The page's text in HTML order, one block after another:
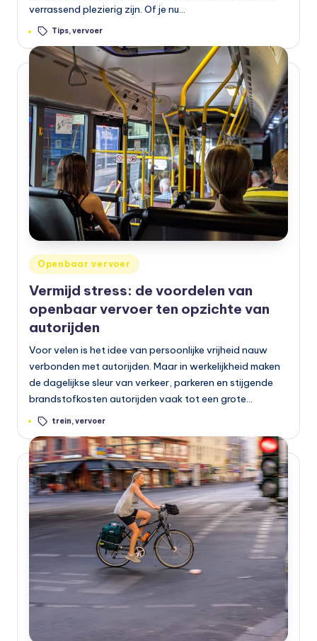
verrassend plezierig zijn. Of je nu…
Tags: Tips,vervoer
Geplaatst
in
Openbaar vervoer
Vermijd stress: de voordelen van
openbaar vervoer ten opzichte van
autorijden
Voor velen is het idee van persoonlijke vrijheid nauw
verbonden met autorijden. Maar in werkelijkheid maken
de dagelijkse sleur van verkeer, parkeren en stijgende
brandstofkosten autorijden vaak tot een grote…
Tags: trein,vervoer